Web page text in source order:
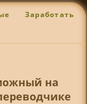
Заработать
на